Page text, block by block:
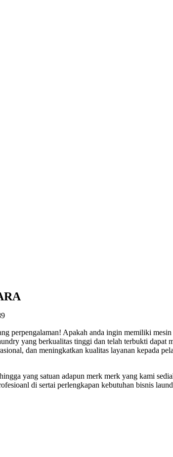
perpengalaman! Apakah anda ingin memiliki
yang berkualitas tinggi dan telah terbukti
dan meningkatkan kualitas layanan kepada
yang satuan adapun merk merk yang kami
di sertai perlengkapan kebutuhan bisnis